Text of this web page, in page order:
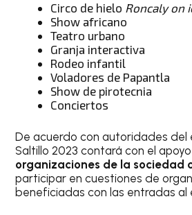
Circo de hielo Roncaly on
Show africano
Teatro urbano
Granja interactiva
Rodeo infantil
Voladores de Papantla
Show de pirotecnia
Conciertos
De acuerdo con autoridades del
Saltillo 2023 contará con el
organizaciones de la sociedad
participar en cuestiones de
beneficiadas con las entradas al